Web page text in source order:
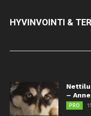
HYVINVOINTI &
–
PRO